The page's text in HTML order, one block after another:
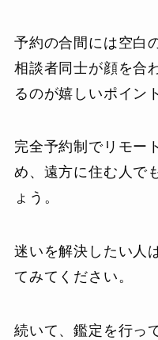
予約の合間には空白
相談者同士が顔を合
るのが嬉しいポイン
完全予約制でリモー
め、遠方に住む人で
ょう。
迷いを解決したい人
てみてください。
続いて、鑑定を行っ